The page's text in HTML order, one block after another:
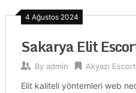
4 Ağustos 2024
Sakarya Elit
By admin Akyazı Escort
Elit kaliteli yöntemleri web